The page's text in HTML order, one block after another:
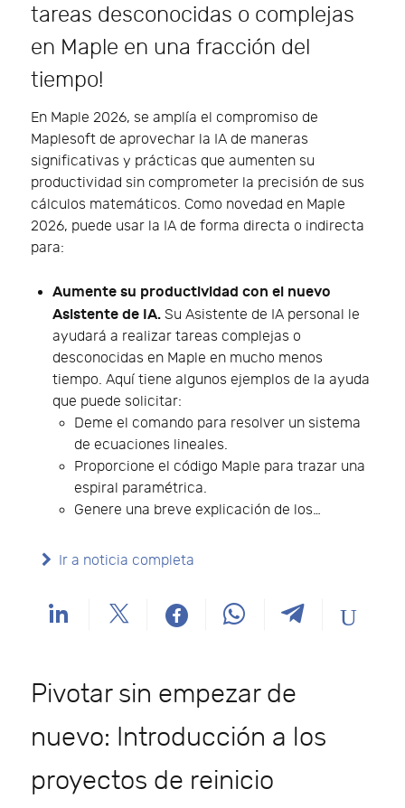
tareas desconocidas o complejas
en Maple en una fracción del
tiempo!
En Maple 2026, se amplía el compromiso de
Maplesoft de aprovechar la IA de maneras
significativas y prácticas que aumenten su
productividad sin comprometer la precisión de sus
cálculos matemáticos. Como novedad en Maple
2026, puede usar la IA de forma directa o indirecta
para:
Aumente su productividad con el nuevo
Asistente de IA. Su Asistente de IA personal le
ayudará a realizar tareas complejas o
desconocidas en Maple en mucho menos
tiempo. Aquí tiene algunos ejemplos de la ayuda
que puede solicitar:
Deme el comando para resolver un sistema
de ecuaciones lineales.
Proporcione el código Maple para trazar una
espiral paramétrica.
Genere una breve explicación de los…
Ir a noticia completa
Pivotar sin empezar de
nuevo: Introducción a los
proyectos de reinicio